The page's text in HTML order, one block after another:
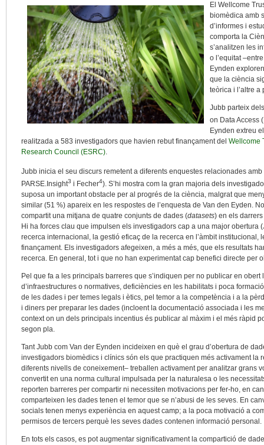
El Wellcome
biomèdica amb
d’informes i
comporta la
s’analitzen les
o l’equitat
Eynden
que la ciència
teòrica i l’altre a
Jubb parteix
on Data Access
Eynden extreu
realitzada a 583 investigadors que havien rebut finançament del Wellcome
Research Council (ESRC).
Jubb inicia el seu discurs remetent a diferents enquestes relacionades
PARSE.Insight3 i Fecher4). S’hi mostra com la gran majoria dels
suposa un important obstacle per al progrés de la ciència, malgrat que
similar (51 %) apareix en les respostes de l’enquesta de Van den Eyden.
compartit una mitjana de quatre conjunts de dades (datasets) en els
Hi ha forces clau que impulsen els investigadors cap a una major obertura
recerca internacional, la gestió eficaç de la recerca en l’àmbit
finançament. Els investigadors afegeixen, a més a més, que els resultats
recerca. En general, tot i que no han experimentat cap benefici directe per
Pel que fa a les principals barreres que s’indiquen per no publicar en
d’infraestructures o normatives, deficiències en les habilitats i poca
de les dades i per temes legals i ètics, pel temor a la competència i a la
i diners per preparar les dades (incloent la documentació associada i les
context on un dels principals incentius és publicar al màxim i el més ràpid
segon pla.
Tant Jubb com Van der Eynden incideixen en què el grau d’obertura de
investigadors biomèdics i clínics són els que practiquen més activament la
diferents nivells de coneixement– treballen activament per analitzar grans
convertit en una norma cultural impulsada per la naturalesa o les
reporten barreres per compartir ni necessiten motivacions per fer-ho, en
comparteixen les dades tenen el temor que se n’abusi de les seves. En
socials tenen menys experiència en aquest camp; a la poca motivació a
permisos de tercers perquè les seves dades contenen informació personal.
En tots els casos, es pot augmentar significativament la compartició de